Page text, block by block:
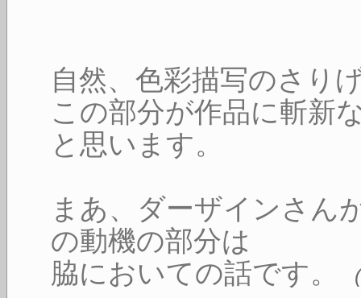
自然、色彩描写のさり
この部分が作品に斬新
と思います。
まあ、ダーザインさん
の動機の部分は
脇においての話です。
(